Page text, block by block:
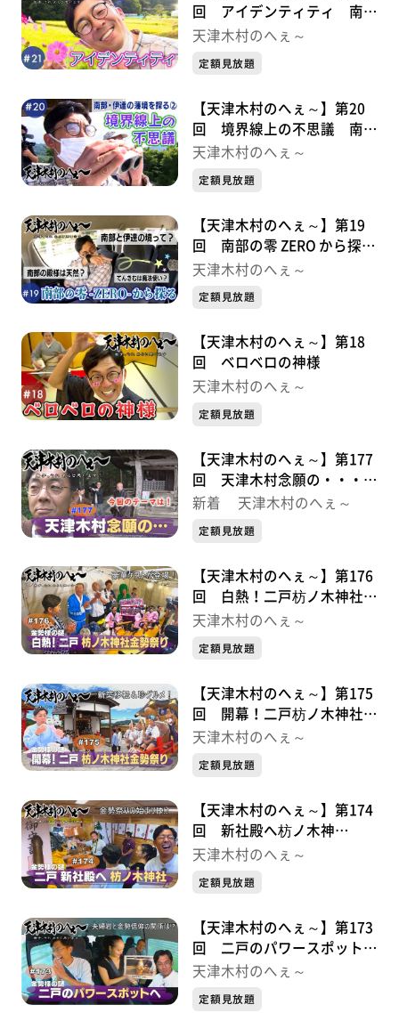
回 アイデンティティ 南
部・伊達の藩境を探る③
天津木村のへぇ～
定額見放題
【天津木村のへぇ～】第20
回 境界線上の不思議 南
部・伊達の藩境を探る②
天津木村のへぇ～
定額見放題
【天津木村のへぇ～】第19
回 南部の零 ZERO から探
る 南部・伊達の藩境①
天津木村のへぇ～
定額見放題
【天津木村のへぇ～】第18
回 ベロベロの神様
天津木村のへぇ～
定額見放題
【天津木村のへぇ～】第177
回 天津木村念願の・・・義
経北行伝説序章①
新着 天津木村のへぇ～
定額見放題
【天津木村のへぇ～】第176
回 白熱！二戸枋ノ木神社金
勢祭り・・・金勢様シリーズ
天津木村のへぇ～
定額見放題
【天津木村のへぇ～】第175
回 開幕！二戸枋ノ木神社金
勢祭り・・・金勢様シリーズ
天津木村のへぇ～
定額見放題
【天津木村のへぇ～】第174
回 新社殿へ枋ノ木神
社・・・金勢様シリーズ⑥
天津木村のへぇ～
定額見放題
【天津木村のへぇ～】第173
回 二戸のパワースポット
へ・・・金勢様シリーズ⑤
天津木村のへぇ～
定額見放題